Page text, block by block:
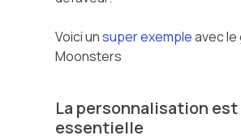
Voici unsuper exempleavec
Moonsters
La personnalisation est
essentielle